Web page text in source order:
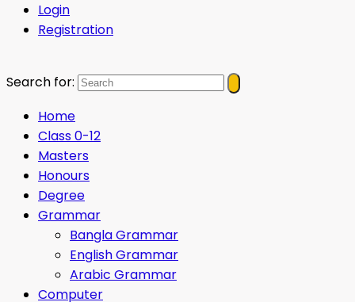
Login
Registration
Search for:
Home
Class 0-12
Masters
Honours
Degree
Grammar
Bangla Grammar
English Grammar
Arabic Grammar
Computer